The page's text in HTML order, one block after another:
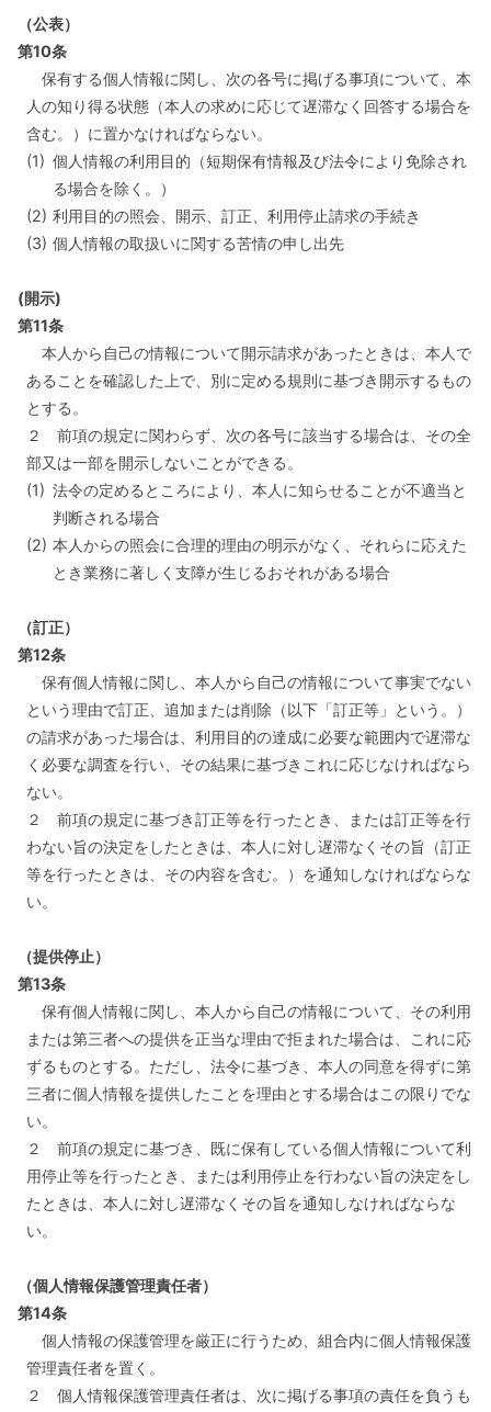
（公表）
第10条
保有する個人情報に関し、次の各号に掲げる事項について、本
人の知り得る状態（本人の求めに応じて遅滞なく回答する場合を
含む。）に置かなければならない。
(1) 個人情報の利用目的（短期保有情報及び法令により免除され
る場合を除く。）
(2) 利用目的の照会、開示、訂正、利用停止請求の手続き
(3) 個人情報の取扱いに関する苦情の申し出先
(開示)
第11条
本人から自己の情報について開示請求があったときは、本人で
あることを確認した上で、別に定める規則に基づき開示するもの
とする。
２ 前項の規定に関わらず、次の各号に該当する場合は、その全
部又は一部を開示しないことができる。
(1) 法令の定めるところにより、本人に知らせることが不適当と
判断される場合
(2) 本人からの照会に合理的理由の明示がなく、それらに応えた
とき業務に著しく支障が生じるおそれがある場合
（訂正）
第12条
保有個人情報に関し、本人から自己の情報について事実でない
という理由で訂正、追加または削除（以下「訂正等」という。）
の請求があった場合は、利用目的の達成に必要な範囲内で遅滞な
く必要な調査を行い、その結果に基づきこれに応じなければなら
ない。
２ 前項の規定に基づき訂正等を行ったとき、または訂正等を行
わない旨の決定をしたときは、本人に対し遅滞なくその旨（訂正
等を行ったときは、その内容を含む。）を通知しなければならな
い。
（提供停止）
第13条
保有個人情報に関し、本人から自己の情報について、その利用
または第三者への提供を正当な理由で拒まれた場合は、これに応
ずるものとする。ただし、法令に基づき、本人の同意を得ずに第
三者に個人情報を提供したことを理由とする場合はこの限りでな
い。
２ 前項の規定に基づき、既に保有している個人情報について利
用停止等を行ったとき、または利用停止を行わない旨の決定をし
たときは、本人に対し遅滞なくその旨を通知しなければならな
い。
（個人情報保護管理責任者）
第14条
個人情報の保護管理を厳正に行うため、組合内に個人情報保護
管理責任者を置く。
２ 個人情報保護管理責任者は、次に掲げる事項の責任を負うも